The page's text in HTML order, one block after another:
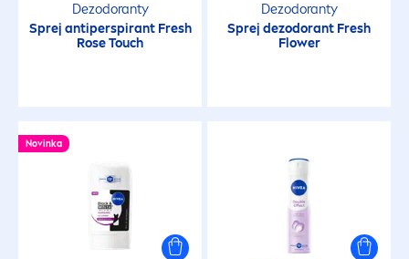
Dezodoranty
Sprej antiperspirant Fresh
RoseTouch
Dezodoranty
Sprej dezodorant Fresh
Flower
Novinka